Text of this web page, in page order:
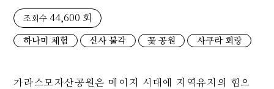
조회수 44,600 회
하나미 체험 신사 불각 꽃 공원 사쿠라 회랑
가라스모자산공원은 메이지 시대에 지역유지의 힘으